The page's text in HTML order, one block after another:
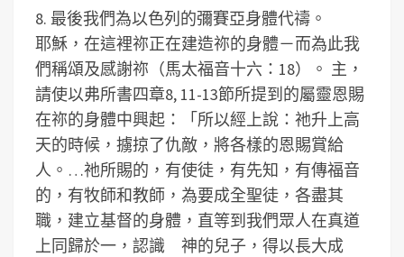
8. 最後我們為以色列的彌賽亞身體代禱。
耶穌，在這裡祢正在建造祢的身體－而為此我
們稱頌及感謝祢（馬太福音十六：18）。 主，
請使以弗所書四章8, 11-13節所提到的屬靈恩賜
在祢的身體中興起：「所以經上說：祂升上高
天的時候，擄掠了仇敵，將各樣的恩賜賞給
人。…祂所賜的，有使徒，有先知，有傳福音
的，有牧師和教師，為要成全聖徒，各盡其
職，建立基督的身體，直等到我們眾人在真道
上同歸於一，認識 神的兒子，得以長大成